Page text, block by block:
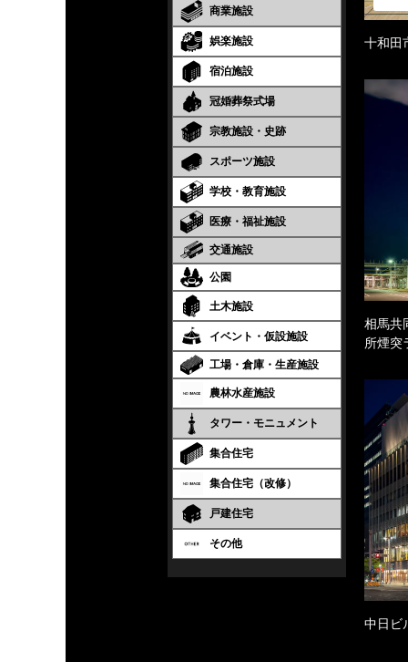
商業施設
娯楽施設
宿泊施設
冠婚葬祭式場
宗教施設・史跡
スポーツ施設
学校・教育施設
医療・福祉施設
交通施設
公園
土木施設
イベント・仮設施設
工場・倉庫・生産施設
農林水産施設
タワー・モニュメント
集合住宅
集合住宅（改修）
戸建住宅
その他
十和田
相馬共
所煙突
中日ビ